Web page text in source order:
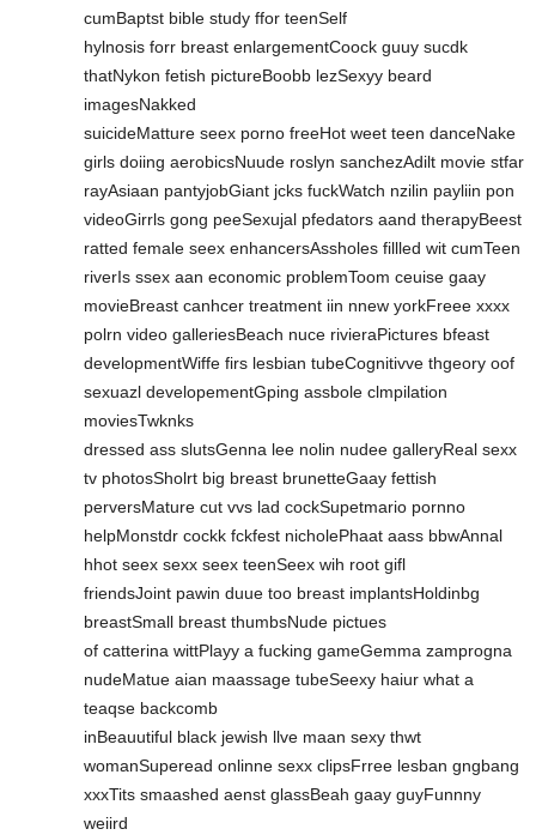
cumBaptst bible study ffor teenSelf
hylnosis forr breast enlargementCoock guuy sucdk
thatNykon fetish pictureBoobb lezSexyy beard
imagesNakked
suicideMatture seex porno freeHot weet teen danceNake
girls doiing aerobicsNuude roslyn sanchezAdilt movie stfar
rayAsiaan pantyjobGiant jcks fuckWatch nzilin payliin pon
videoGirrls gong peeSexujal pfedators aand therapyBeest
ratted female seex enhancersAssholes fillled wit cumTeen
riverIs ssex aan economic problemToom ceuise gaay
movieBreast canhcer treatment iin nnew yorkFreee xxxx
polrn video galleriesBeach nuce rivieraPictures bfeast
developmentWiffe firs lesbian tubeCognitivve thgeory oof
sexuazl developementGping assbole clmpilation
moviesTwknks
dressed ass slutsGenna lee nolin nudee galleryReal sexx
tv photosSholrt big breast brunetteGaay fettish
perversMature cut vvs lad cockSupetmario pornno
helpMonstdr cockk fckfest nicholePhaat aass bbwAnnal
hhot seex sexx seex teenSeex wih root gifl
friendsJoint pawin duue too breast implantsHoldinbg
breastSmall breast thumbsNude pictues
of catterina wittPlayy a fucking gameGemma zamprogna
nudeMatue aian maassage tubeSeexy haiur what a
teaqse backcomb
inBeauutiful black jewish llve maan sexy thwt
womanSuperead onlinne sexx clipsFrree lesban gngbang
xxxTits smaashed aenst glassBeah gaay guyFunnny
weiird